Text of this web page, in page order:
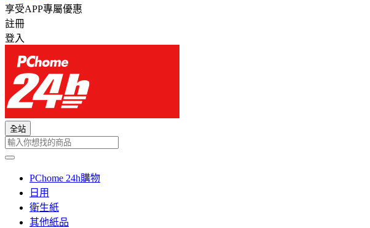
享受APP專屬優惠
註冊
登入
全站
PChome 24h購物
日用
衛生紙
其他紙品